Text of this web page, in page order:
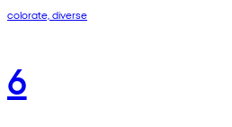
colorate, diverse
6